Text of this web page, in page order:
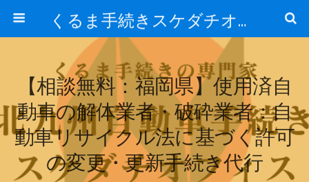
くるま手続きスケダチオフィス
【相談無料：福岡県】使用済自
動車の解体業者・破砕業者：自
動車リサイクル法に基づく許可
の変更・更新手続き代行